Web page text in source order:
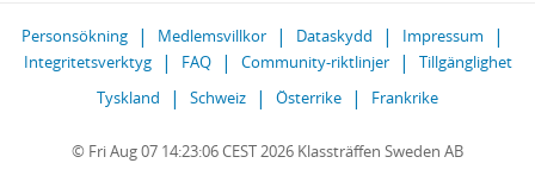
Personsökning Medlemsvillkor Dataskydd
Impressum
Integritetsverktyg
FAQ Community-riktlinjer
Tillgänglighet
Tyskland
Schweiz Österrike Frankrike
© Fri Aug 07 14:23:06 CEST 2026 Klassträffen Sweden AB